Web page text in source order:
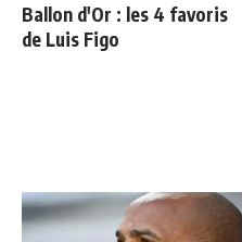
Ballon d'Or : les 4 favoris
de Luis Figo